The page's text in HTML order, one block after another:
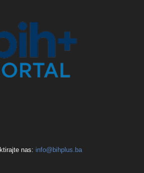
nas: info@bihplus.ba